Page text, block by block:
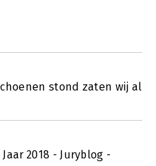
stond zaten wij al
2018 - Juryblog -